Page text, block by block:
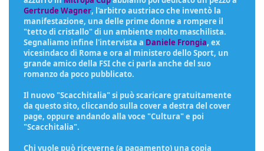
Gertrude Wagner, l'arbitro austriaco che inventò la
manifestazione, una delle prime donne a rompere il
"tetto di cristallo" di un ambiente molto maschilista.
Segnaliamo infine l'intervista a Daniele Frongia, ex
vicesindaco di Roma e ora al ministero dello Sport, un
grande amico della FSI che ci parla anche del suo
romanzo da poco pubblicato.
Il nuovo "Scacchitalia" si può scaricare gratuitamente
da questo sito, cliccando sulla cover a destra del cover
page, oppure andando alla voce "Cultura" e poi
"Scacchitalia".
Chi vuole può riceverne (a pagamento) una copia